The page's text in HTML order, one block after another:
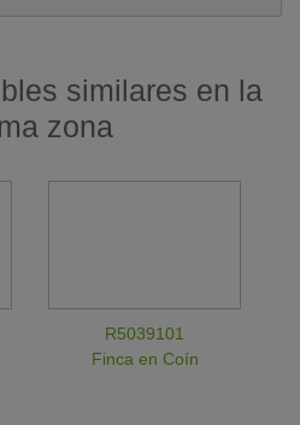
similares en la
zona
R5039101
Finca en Coín